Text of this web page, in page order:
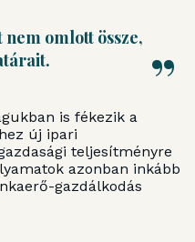
omlott össze,
is fékezik a
új ipari
teljesítményre
azonban inkább
gazdálkodás